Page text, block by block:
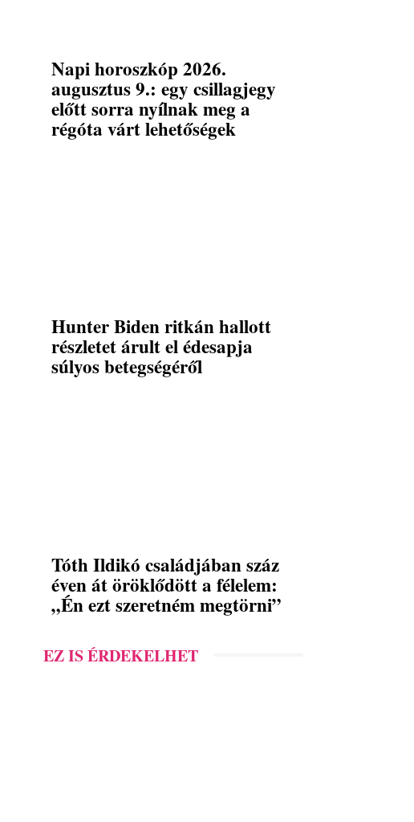
Napi horoszkóp 2026.
augusztus 9.: egy csillagjegy
előtt sorra nyílnak meg a
régóta várt lehetőségek
Hunter Biden ritkán hallott
részletet árult el édesapja
súlyos betegségéről
Tóth Ildikó családjában száz
éven át öröklődött a félelem:
„Én ezt szeretném megtörni”
EZ IS ÉRDEKELHET